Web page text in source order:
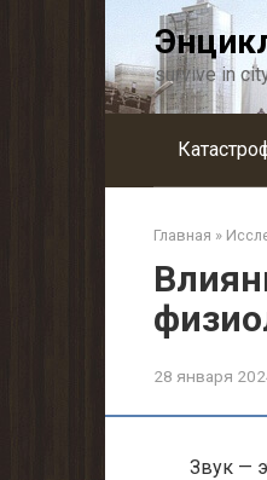
survive in
Главная »
28 января
Звук —